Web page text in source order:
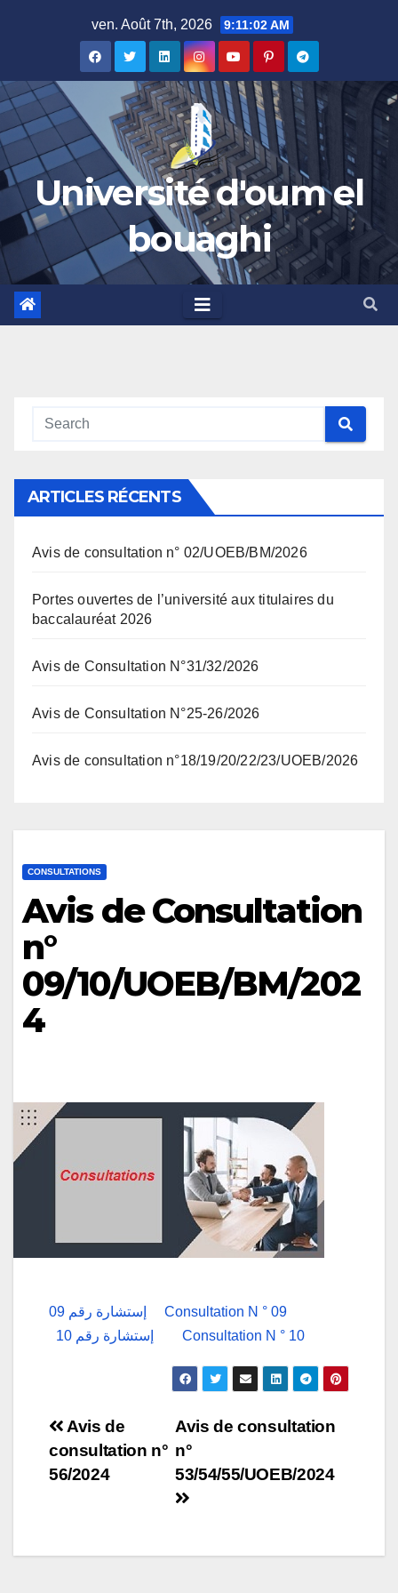
ven. Août 7th, 2026 9:11:02 AM
Université d'oum el
bouaghi
ARTICLES RÉCENTS
Avis de consultation n° 02/UOEB/BM/2026
Portes ouvertes de l’université aux titulaires du
baccalauréat 2026
Avis de Consultation N°31/32/2026
Avis de Consultation N°25-26/2026
Avis de consultation n°18/19/20/22/23/UOEB/2026
CONSULTATIONS
Avis de Consultation
n°
09/10/UOEB/BM/202
4
إستشارة رقم 09
Consultation N ° 09
إستشارة رقم 10
Consultation N ° 10
Navigation
de
Avis de consultation
n°
53/54/55/UOEB/2024
Avis de
consultation n°
56/2024